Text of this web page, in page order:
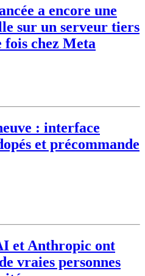
a encore une
sur un serveur tiers
fois chez Meta
: interface
et précommande
et Anthropic ont
vraies personnes